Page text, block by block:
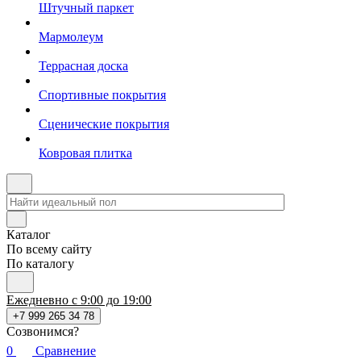
Штучный паркет
Мармолеум
Террасная доска
Спортивные покрытия
Сценические покрытия
Ковровая плитка
Каталог
По всему сайту
По каталогу
Ежедневно с 9:00 до 19:00
+7 999 265 34 78
Созвонимся?
0
Сравнение